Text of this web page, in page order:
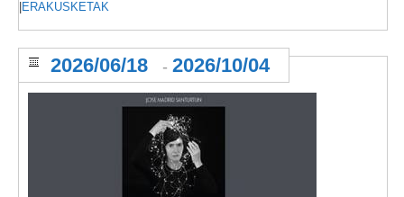
ERAKUSKETAK
2026/06/18 - 2026/10/04